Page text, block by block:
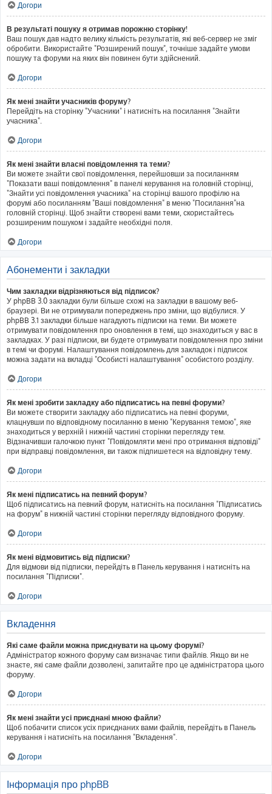
Догори
В результаті пошуку я отримав порожню сторінку!
Ваш пошук дав надто велику кількість результатів, які веб-сервер не зміг
обробити. Використайте "Розширений пошук", точніше задайте умови
пошуку та форуми на яких він повинен бути здійснений.
Догори
Як мені знайти учасників форуму?
Перейдіть на сторінку "Учасники" і натисніть на посилання "Знайти
учасника".
Догори
Як мені знайти власні повідомлення та теми?
Ви можете знайти свої повідомлення, перейшовши за посиланням
"Показати ваші повідомлення" в панелі керування на головній сторінці,
"Знайти усі повідомлення учасника" на сторінці вашого профілю на
форумі або посиланням "Ваші повідомлення" в меню "Посилання"на
головній сторінці. Щоб знайти створені вами теми, скористайтесь
розширеним пошуком і задайте необхідні поля.
Догори
Абонементи і закладки
Чим закладки відрізняються від підписок?
У phpBB 3.0 закладки були більше схожі на закладки в вашому веб-
браузері. Ви не отримували попереджень про зміни, що відбулися. У
phpBB 3.1 закладки більше нагадують підписки на теми. Ви можете
отримувати повідомлення про оновлення в темі, що знаходиться у вас в
закладках. У разі підписки, ви будете отримувати повідомлення про зміни
в темі чи форумі. Налаштування повідомлень для закладок і підписок
можна задати на вкладці "Особисті налаштування" особистого розділу.
Догори
Як мені зробити закладку або підписатись на певні форуми?
Ви можете створити закладку або підписатись на певні форуми,
клацнувши по відповідному посиланню в меню "Керування темою", яке
знаходиться у верхній і нижній частині сторінки перегляду тем.
Відзначивши галочкою пункт "Повідомляти мені про отримання відповіді"
при відправці повідомлення, ви також підпишетеся на відповідну тему.
Догори
Як мені підписатись на певний форум?
Щоб підписатись на певний форум, натисніть на посилання "Підписатись
на форум" в нижній частині сторінки перегляду відповідного форуму.
Догори
Як мені відмовитись від підписки?
Для відмови від підписки, перейдіть в Панель керування і натисніть на
посилання "Підписки".
Догори
Вкладення
Які саме файли можна приєднувати на цьому форумі?
Адміністратор кожного форуму сам визначає типи файлів. Якщо ви не
знаєте, які саме файли дозволені, запитайте про це адміністратора цього
форуму.
Догори
Як мені знайти усі приєднані мною файли?
Щоб побачити список усіх приєднаних вами файлів, перейдіть в Панель
керування і натисніть на посилання "Вкладення".
Догори
Інформація про phpBB